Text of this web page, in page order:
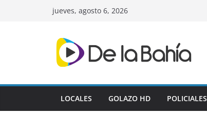
jueves, agosto 6, 2026
LOCALES GOLAZO HD POLICIALES